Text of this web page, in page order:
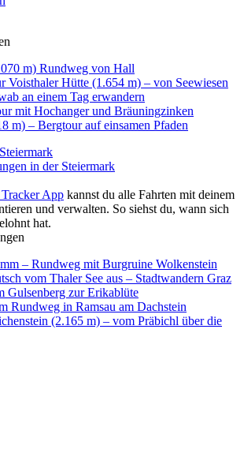
m) Rundweg von Hall
Voisthaler Hütte (1.654 m) – von Seewiesen
an einem Tag erwandern
mit Hochanger und Bräuningzinken
m) – Bergtour auf einsamen Pfaden
App kannst du alle Fahrten mit deinem
und verwalten. So siehst du, wann sich
hat.
– Rundweg mit Burgruine Wolkenstein
vom Thaler See aus – Stadtwandern Graz
Gulsenberg zur Erikablüte
Rundweg in Ramsau am Dachstein
(2.165 m) – vom Präbichl über die